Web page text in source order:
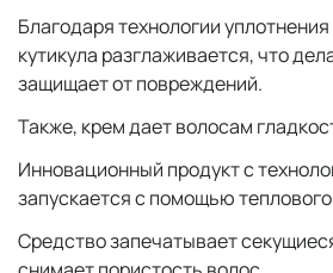
Благодаря технологии
кутикула разглаживается, что
защищает от повреждений.
Также, крем дает волосам
Инновационный продукт с
запускается с помощью
Средство запечатывает